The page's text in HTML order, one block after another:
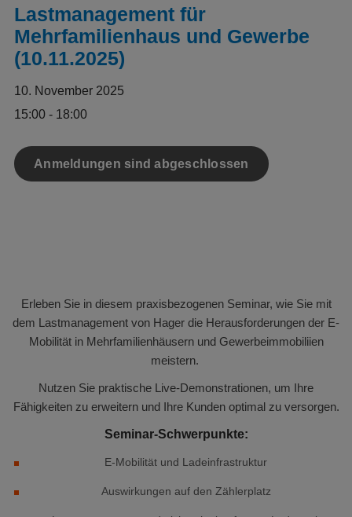
Lastmanagement für
Mehrfamilienhaus und Gewerbe
(10.11.2025)
10. November 2025
15:00 - 18:00
Anmeldungen sind abgeschlossen
Erleben Sie in diesem praxisbezogenen Seminar, wie Sie mit
dem Lastmanagement von Hager die Herausforderungen der E-
Mobilität in Mehrfamilienhäusern und Gewerbeimmobiliien
meistern.
Nutzen Sie praktische Live-Demonstrationen, um Ihre
Fähigkeiten zu erweitern und Ihre Kunden optimal zu versorgen.
Seminar-Schwerpunkte:
E-Mobilität und Ladeinfrastruktur
Auswirkungen auf den Zählerplatz